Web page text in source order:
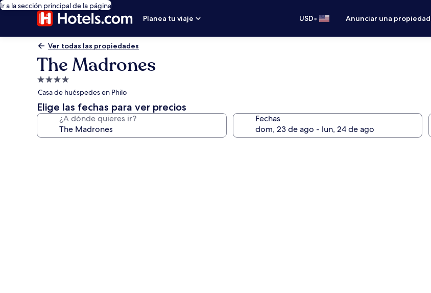
Ir a la sección principal de la página
Planea tu viaje
USD• Anunciar una propiedad
Ver todas las propiedades
The Madrones
Propiedad
de
4.0
estrellas
Casa de huéspedes en Philo
Elige las fechas para ver precios
¿A dónde quieres ir? Fechas